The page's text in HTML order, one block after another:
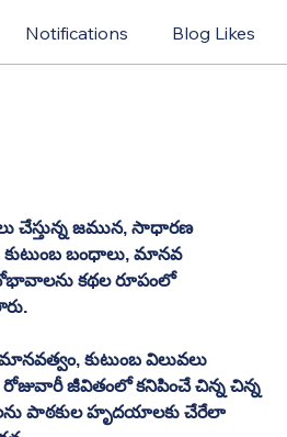
Notifications Blog Likes
చేస్తున్న జమున, సాధారణ
బంధాలు, మానవ
కథల రూపంలో
కుటుంబ విలువలు
జీవితంలో కనిపించే చిన్న చిన్న
పాఠకుల హృదయాలకు చేరేలా